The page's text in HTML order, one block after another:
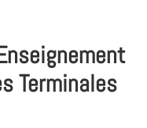
Terminales